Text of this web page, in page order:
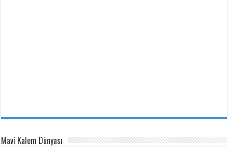
Mavi Kalem Dünyası